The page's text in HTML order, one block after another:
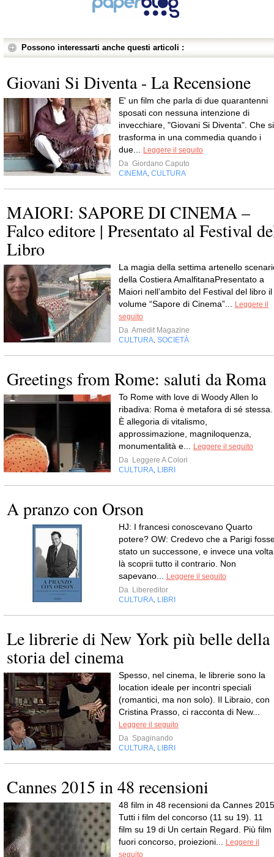
Possono interessarti anche questi articoli :
Giovani Si Diventa - La Recensione
E' un film che parla di due quarantenni
sposati con nessuna intenzione di
invecchiare, "Giovani Si Diventa". Che si
trasforma in una commedia quando i
due...
Leggere il seguito
Da Giordano Caputo
CINEMA CULTURA
MAIORI: SAPORE DI CINEMA –
Falco editore | Presentato al Festival
Libro
La magia della settima artenello
della Costiera AmalfitanaPresentato a
Maiori nell’ambito del Festival del libro il
volume “Sapore di Cinema”...
Leggere il
seguito
Da Amedit Magazine
CULTURA SOCIETÀ
Greetings from Rome: saluti da Roma
To Rome with love di Woody Allen lo
ribadiva: Roma è metafora di sé stessa.
È allegoria di vitalismo,
approssimazione, magniloquenza,
monumentalità e...
Leggere il seguito
Da Leggere A Colori
CULTURA LIBRI
A pranzo con Orson
HJ: I francesi conoscevano Quarto
potere? OW: Credevo che a Parigi
stato un successone, e invece una volta
là scoprii tutto il contrario. Non
sapevano...
Leggere il seguito
Da Libereditor
CULTURA LIBRI
Le librerie di New York più belle della
storia del cinema
Spesso, nel cinema, le librerie sono la
location ideale per incontri speciali
(romantici, ma non solo). Il Libraio, con
Cristina Prasso, ci racconta di New...
Leggere il seguito
Da Spaginando
CULTURA LIBRI
Cannes 2015 in 48 recensioni
48 film in 48 recensioni da Cannes
Tutti i film del concorso (11 su 19). 11
film su 19 di Un certain Regard. Più film
fuori concorso, proiezioni...
Leggere il
seguito